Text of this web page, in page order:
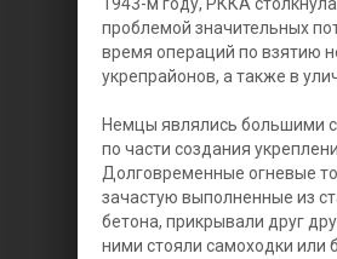
проблемой значительных
время операций по взятию
укрепрайонов, а также в
Немцы являлись большими
по части создания
Долговременные огневые
зачастую выполненные из
бетона, прикрывали друг
ними стояли самоходки или